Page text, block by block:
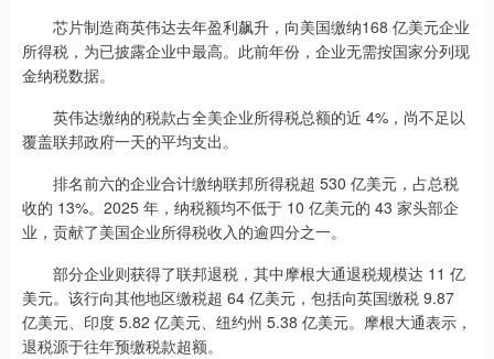
芯片制造商英伟达去年盈利飙升，向美国缴纳168 亿美元企业
所得税，为已披露企业中最高。此前年份，企业无需按国家分列现
金纳税数据。
英伟达缴纳的税款占全美企业所得税总额的近 4%，尚不足以
覆盖联邦政府一天的平均支出。
排名前六的企业合计缴纳联邦所得税超 530 亿美元，占总税
收的 13%。2025 年，纳税额均不低于 10 亿美元的 43 家头部企
业，贡献了美国企业所得税收入的逾四分之一。
部分企业则获得了联邦退税，其中摩根大通退税规模达 11 亿
美元。该行向其他地区缴税超 64 亿美元，包括向英国缴税 9.87
亿美元、印度 5.82 亿美元、纽约州 5.38 亿美元。摩根大通表示，
退税源于往年预缴税款超额。